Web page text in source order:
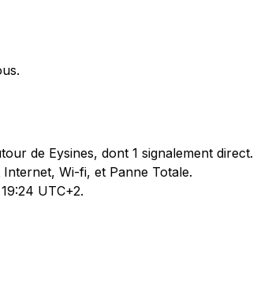
de Eysines, dont 1 signalement direct.
Wi-fi, et Panne Totale.
UTC+2.